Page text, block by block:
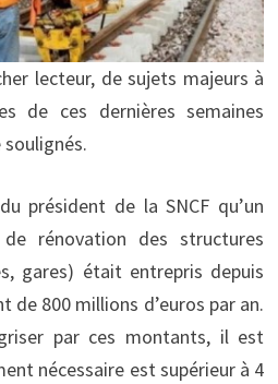
lecteur, de sujets majeurs à
de ces dernières semaines
président de la SNCF qu’un
rénovation des structures
gares) était entrepris depuis
de 800 millions d’euros par an.
par ces montants, il est
nécessaire est supérieur à 4